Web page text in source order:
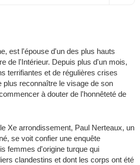
est l'épouse d'un des plus hauts
de l'Intérieur. Depuis plus d'un mois,
terrifiantes et de régulières crises
plus reconnaître le visage de son
à douter de l'honnêteté de
Xe arrondissement, Paul Nerteaux, un
se voit confier une enquête
femmes d'origine turque qui
clandestins et dont les corps ont été